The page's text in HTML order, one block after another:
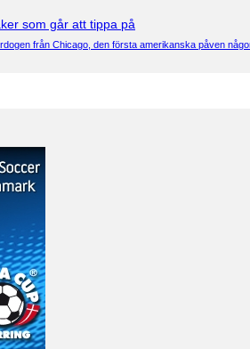
som går att tippa på
från Chicago, den första amerikanska påven